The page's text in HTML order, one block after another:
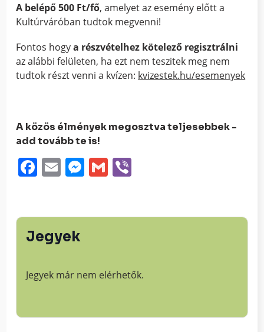
A belépő 500 Ft/fő, amelyet az esemény előtt a
Kultúrváróban tudtok megvenni!
Fontos hogya részvételhez kötelező regisztrálni
az alábbi felületen, ha ezt nem teszitek meg nem
tudtok részt venni a kvízen: kvizestek.hu/esemenyek
A közös élmények megosztva teljesebbek -
add tovább te is!
Facebook
EmailMessenger
Gmail
Jegyek
Jegyek már nem elérhetők.